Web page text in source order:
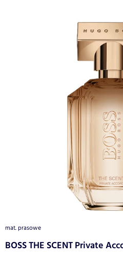
mat. prasowe
BOSS THE SCENT Private